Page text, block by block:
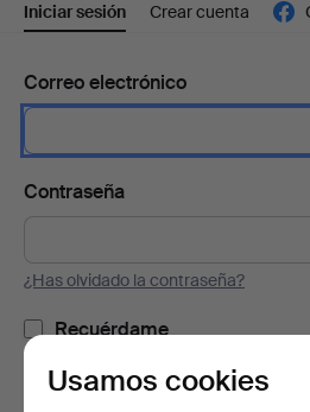
Iniciar sesión Crear cuenta
Correo electrónico
Contraseña
¿Has olvidado la contraseña?
Recuérdame
Usamos cookies